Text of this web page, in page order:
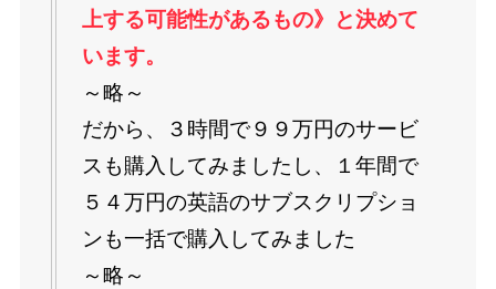
上する可能性があるもの》と決めて
います。
～略～
だから、３時間で９９万円のサービ
スも購入してみましたし、１年間で
５４万円の英語のサブスクリプショ
ンも一括で購入してみました
～略～